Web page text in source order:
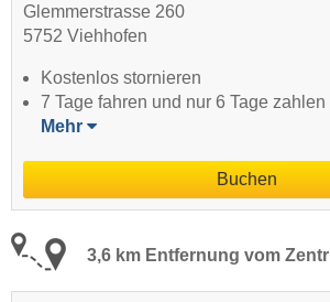
Glemmerstrasse 260
5752 Viehhofen
Kostenlos stornieren
7 Tage fahren und nur 6 Tage zahlen
Mehr
Buchen
3,6 km Entfernung vom